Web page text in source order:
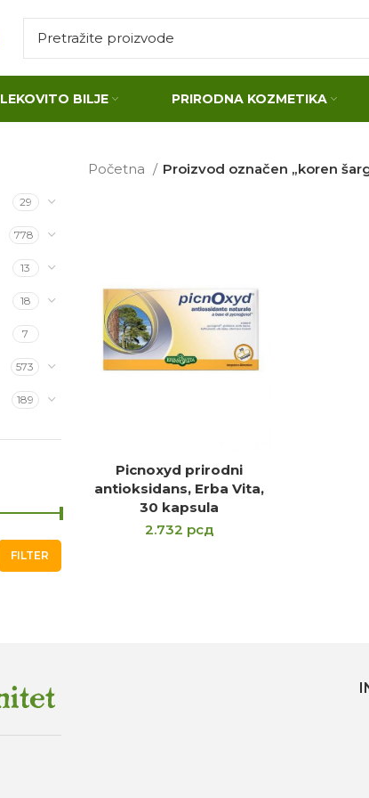
LEKOVITO BILJE PRIRODNA KOZMETIKA
29
778
13
18
7
573
189
FILTER
Početna Proizvod označen „koren
DODAJ U KORPU
Picnoxyd prirodni
antioksidans, Erba Vita,
30 kapsula
2.732 рсд